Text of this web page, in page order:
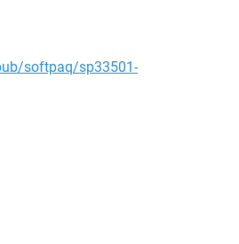
softpaq/sp33501-